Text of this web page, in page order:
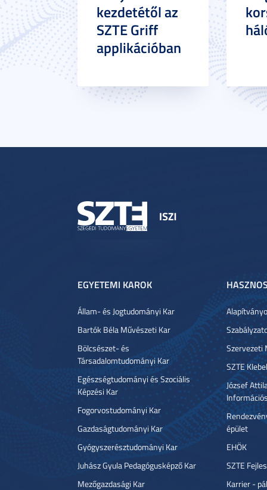
kezdetétől az
SZTE Griff
applikációban
EGYETEMI KAROK
Állam- és Jogtudományi Kar
Bartók Béla Művészeti Kar
Bölcsészet- és
Társadalomtudományi Kar
Egészségtudományi és Szociális
Képzési Kar
Fogorvostudományi Kar
Gazdaságtudományi Kar
Gyógyszerésztudományi Kar
Juhász Gyula Pedagógusképző Kar
Mezőgazdasági Kar
Szervezeti
SZTE
József
épület
EHÖK
SZTE
Karrier -